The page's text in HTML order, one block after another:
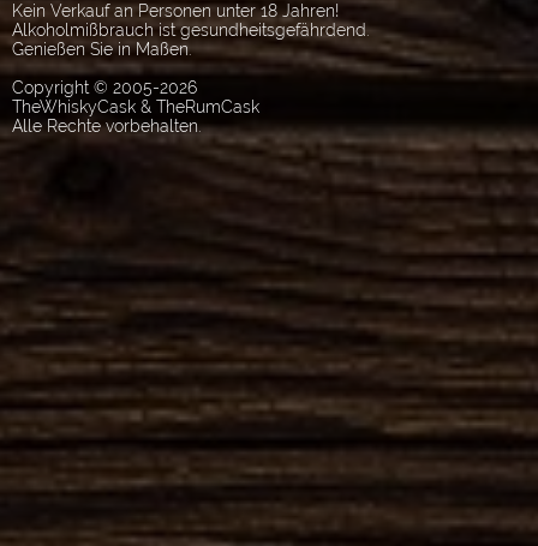
Kein Verkauf an Personen unter 18 Jahren!
Alkoholmißbrauch ist gesundheitsgefährdend.
Genießen Sie in Maßen.
Copyright © 2005-2026
TheWhiskyCask & TheRumCask
Alle Rechte vorbehalten.